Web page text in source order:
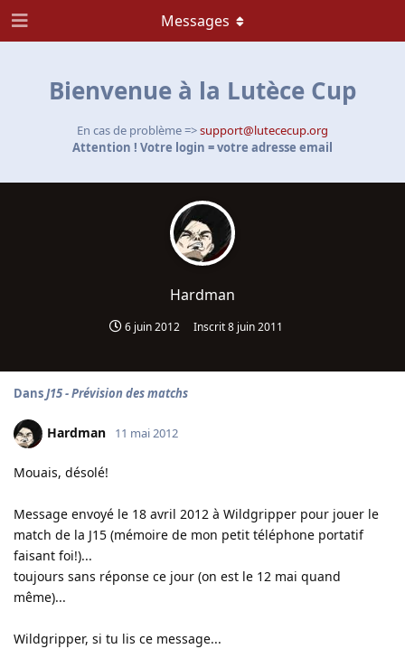
Bienvenue à la Lutèce Cup
En cas de problème =>support@lutececup.org
Attention ! Votre login = votre adresse email
Hardman
6 juin 2012 Inscrit8 juin 2011
Messages
DansJ15 - Prévision des matchs
Hardman 11 mai 2012
Mouais, désolé!
Message envoyé le 18 avril 2012 à Wildgripper pour jouer le
match de la J15 (mémoire de mon petit téléphone portatif
faisant foi!)...
toujours sans réponse ce jour (on est le 12 mai quand
même)...
Wildgripper, si tu lis ce message...